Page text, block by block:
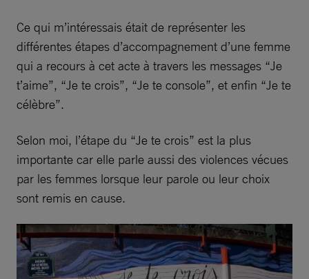
Ce qui m’intéressais était de représenter les
différentes étapes d’accompagnement d’une femme
qui a recours à cet acte à travers les messages “Je
t’aime”, “Je te crois”, “Je te console”, et enfin “Je te
célèbre”.
Selon moi, l’étape du “Je te crois” est la plus
importante car elle parle aussi des violences vécues
par les femmes lorsque leur parole ou leur choix
sont remis en cause.